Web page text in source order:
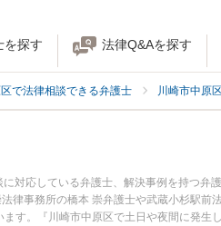
を探す 法律Q&Aを探す
で法律相談できる弁護士 川崎市中原
対応している弁護士、解決事例を持つ弁
律事務所の橋本 崇弁護士や武蔵小杉駅前
す。『川崎市中原区で土日や夜間に発生